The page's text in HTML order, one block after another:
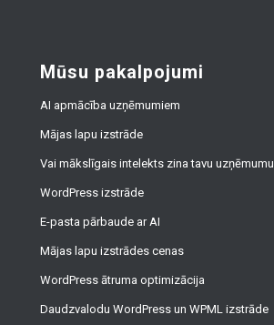
Mūsu pakalpojumi
AI apmācība uzņēmumiem
Mājas lapu izstrāde
Vai mākslīgais intelekts zina tavu
WordPress izstrāde
E-pasta pārbaude ar AI
Mājas lapu izstrādes cenas
WordPress ātruma optimizācija
Daudzvalodu WordPress un WPML izstrāde